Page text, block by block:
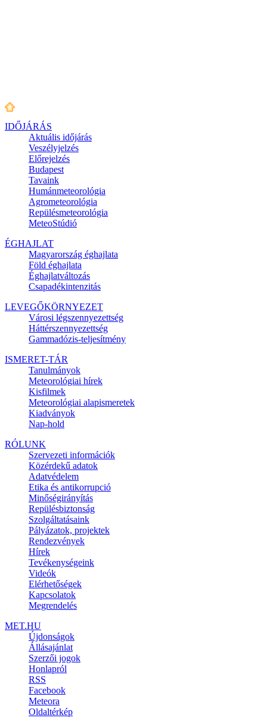
IDŐJÁRÁS
Aktuális időjárás
Veszélyjelzés
Előrejelzés
Budapest
Tavaink
Humánmeteorológia
Agrometeorológia
Repülésmeteorológia
MeteoStúdió
ÉGHAJLAT
Magyarország éghajlata
Föld éghajlata
Éghajlatváltozás
Csapadékintenzitás
LEVEGŐKÖRNYEZET
Városi légszennyezettség
Háttérszennyezettség
Gammadózis-teljesítmény
ISMERET-TÁR
Tanulmányok
Meteorológiai hírek
Kisfilmek
Meteorológiai alapismeretek
Kiadványok
Nap-hold
RÓLUNK
Szervezeti információk
Közérdekű adatok
Adatvédelem
Etika és antikorrupció
Minőségirányítás
Repülésbiztonság
Szolgáltatásaink
Pályázatok, projektek
Rendezvények
Hírek
Tevékenységeink
Videók
Elérhetőségek
Kapcsolatok
Megrendelés
MET.HU
Újdonságok
Állásajánlat
Szerzői jogok
Honlapról
RSS
Facebook
Meteora
Oldaltérkép